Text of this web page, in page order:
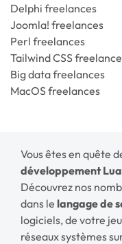
Delphi freelances
Joomla! freelances
Perl freelances
Tailwind CSS
Big data freelances
MacOS freelances
Vous êtes en quête
développement Lua
Découvrez nos
dans le langage de
logiciels, de votre
réseaux systèmes